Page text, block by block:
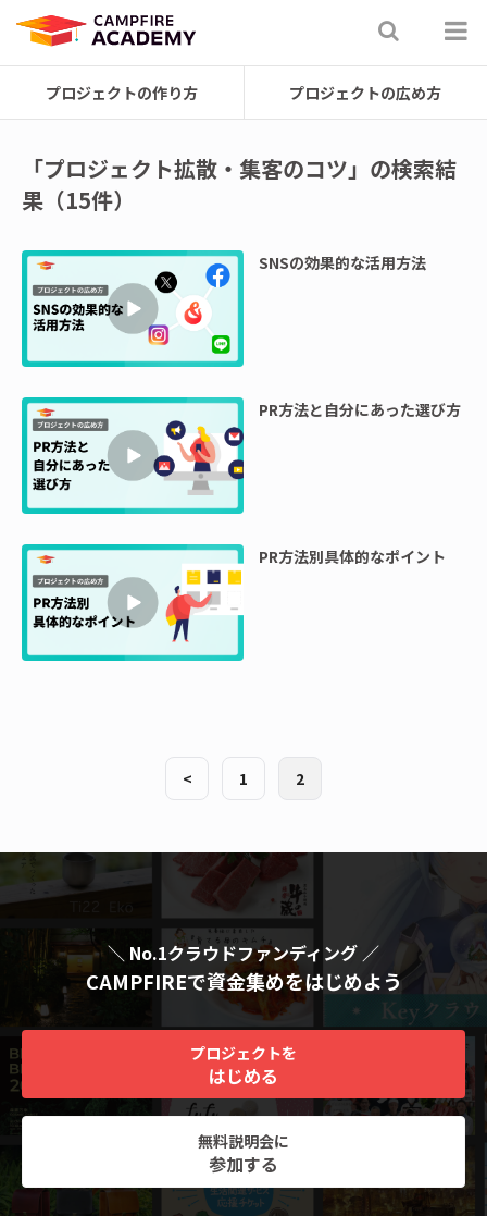
プロジェクトの作り方 プロジェクトの広め方
「プロジェクト拡散・集客のコツ」の検索結
果（15件）
SNSの効果的な活用方法
PR方法と自分にあった選び方
PR方法別具体的なポイント
< 1 2
＼ No.1クラウドファンディング ／
CAMPFIREで資金集めをはじめよう
プロジェクトを
はじめる
無料説明会に
参加する